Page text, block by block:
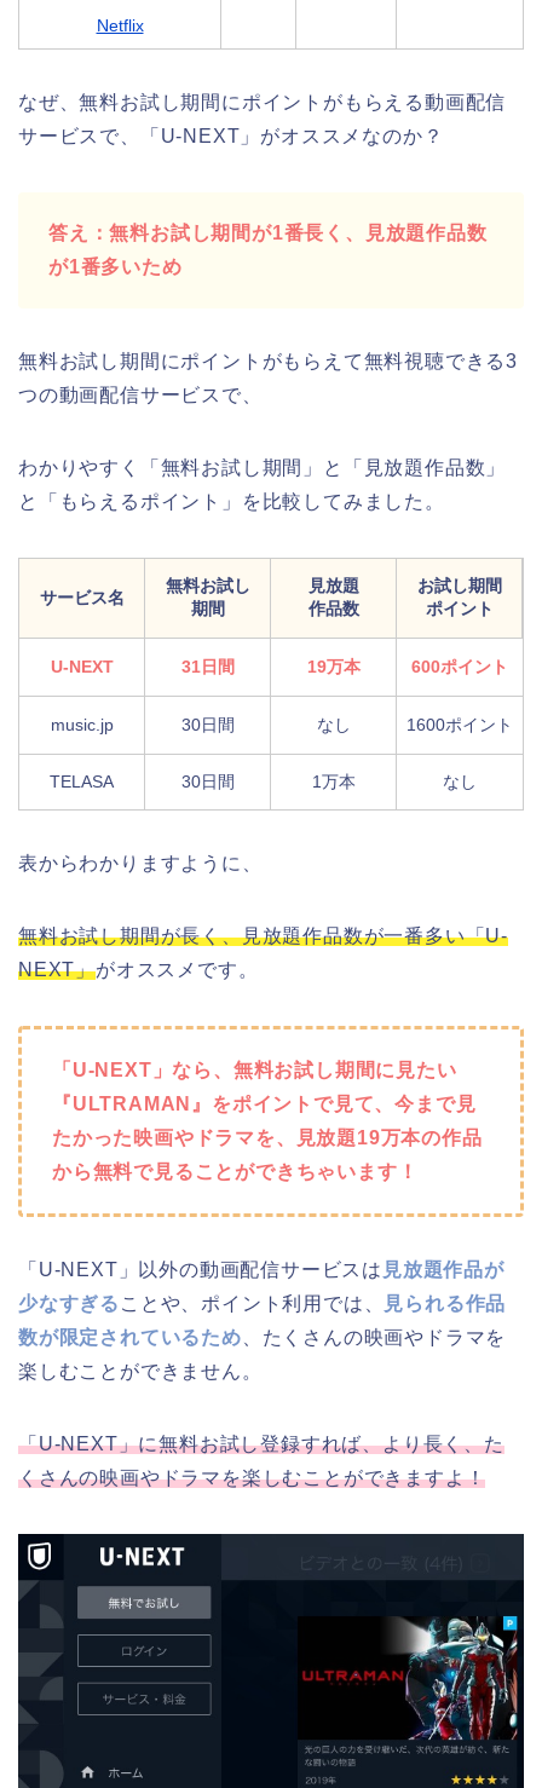
Netflix
なぜ、無料お試し期間にポイントがもらえる動画配信
サービスで、「U-NEXT」がオススメなのか？
答え：無料お試し期間が1番長く、見放題作品数
が1番多いため
無料お試し期間にポイントがもらえて無料視聴できる3
つの動画配信サービスで、
わかりやすく「無料お試し期間」と「見放題作品数」
と「もらえるポイント」を比較してみました。
サービス名
無料お試し
期間
見放題
作品数
お試し期間
ポイント
U-NEXT 31日間 19万本 600ポイント
music.jp 30日間 なし 1600ポイント
TELASA 30日間 1万本 なし
表からわかりますように、
無料お試し期間が長く、見放題作品数が一番多い「U-
NEXT」がオススメです。
「U-NEXT」なら、無料お試し期間に見たい
『ULTRAMAN』をポイントで見て、今まで見
たかった映画やドラマを、見放題19万本の作品
から無料で見ることができちゃいます！
「U-NEXT」以外の動画配信サービスは 見放題作品が
少なすぎる ことや、ポイント利用では、
見られる作品
数が限定されているため、たくさんの映画やドラマを
楽しむことができません。
「U-NEXT」に無料お試し登録すれば、より長く、た
くさんの映画やドラマを楽しむことができますよ！